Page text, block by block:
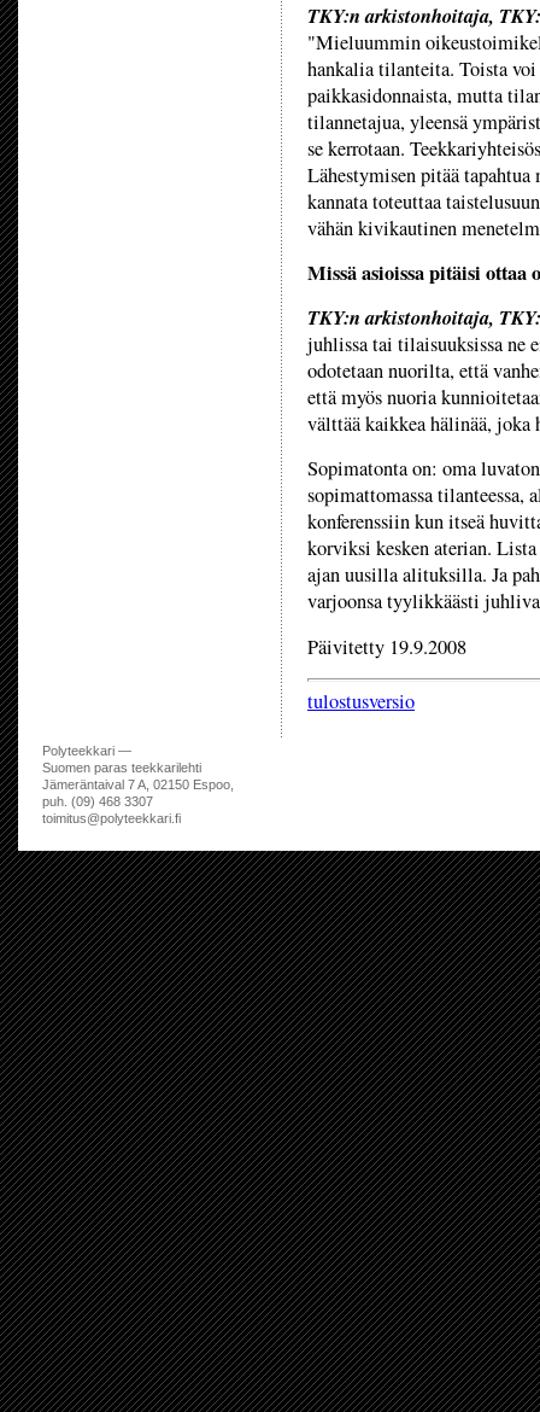
TKY:n arkistonhoitaja,
"Mieluummin
hankalia tilanteita. Toista
paikkasidonnaista, mutta
tilannetajua, yleensä
se kerrotaan.
Lähestymisen pitää
kannata toteuttaa
vähän kivikautinen
Missä asioissa pitäisi ottaa
TKY:n arkistonhoitaja,
juhlissa tai tilaisuuksissa ne
odotetaan nuorilta, että
että myös nuoria
välttää kaikkea hälinää, joka
Sopimatonta on: oma
sopimattomassa tilanteessa,
konferenssiin kun itseä
korviksi kesken aterian.
ajan uusilla alituksilla. Ja
varjoonsa tyylikkäästi
Päivitetty 19.9.2008
tulostusversio
Polyteekkari —
Suomen paras teekkarilehti
Jämeräntaival 7 A, 02150 Espoo,
puh. (09) 468 3307
toimitus@polyteekkari.fi